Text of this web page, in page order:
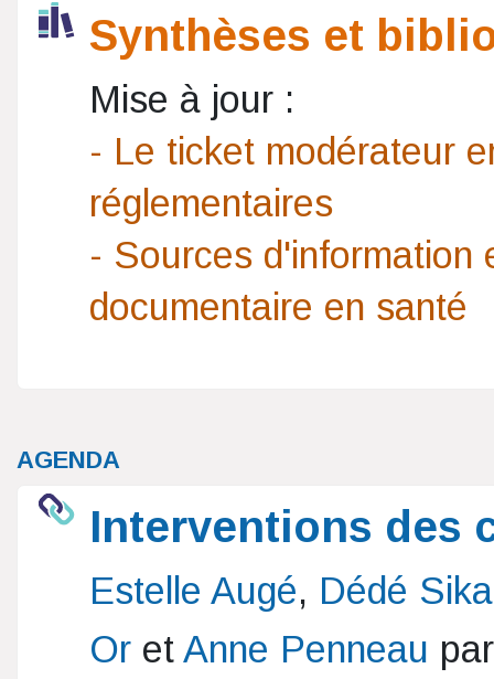
Synthèses et
Mise à jour :
- Le ticket modérateur
réglementaires
- Sources d'information
documentaire en santé
AGENDA
Interventions des
Estelle Augé, Dédé
Or et Anne Penneau